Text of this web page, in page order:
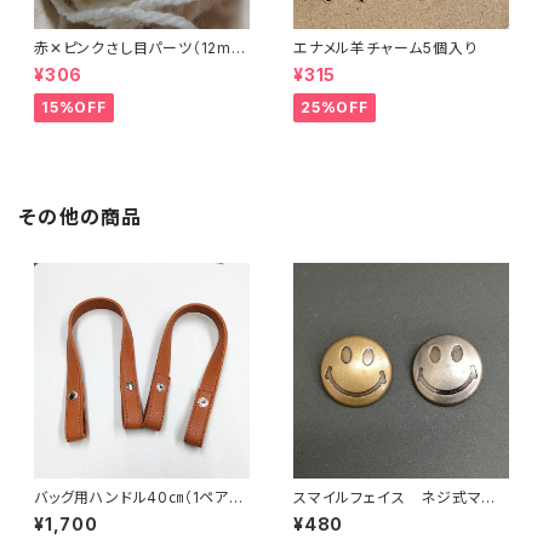
赤✕ピンクさし目パーツ（12m
m）（4個セット）
¥306
15%OFF
エナメル羊チャーム5個入り
¥315
25%OFF
その他の商品
バッグ用ハンドル40㎝（1ペア）
スナップボタンで簡単取付
¥1,700
スマイルフェイス ネジ式マグ
ネットホック3ｃｍ
¥480